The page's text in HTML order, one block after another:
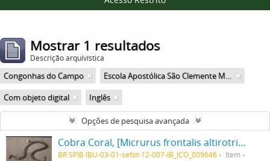
Mostrar 1 resultados
Descrição arquivística
Congonhas do Campo
Escola Apostólica São Clemente Maria
Com objeto digital
Inglês
Opções de pesquisa avançada
Cobra Coral, [Micrurus frontalis altirotris], recebida da Escola Apostólica São Clemente Maria, cidade de Congonhas do Campo, Minas Gerais.
BR SPIB IBU-03-01-sefot-12-007-IB_ICO_009646
Item